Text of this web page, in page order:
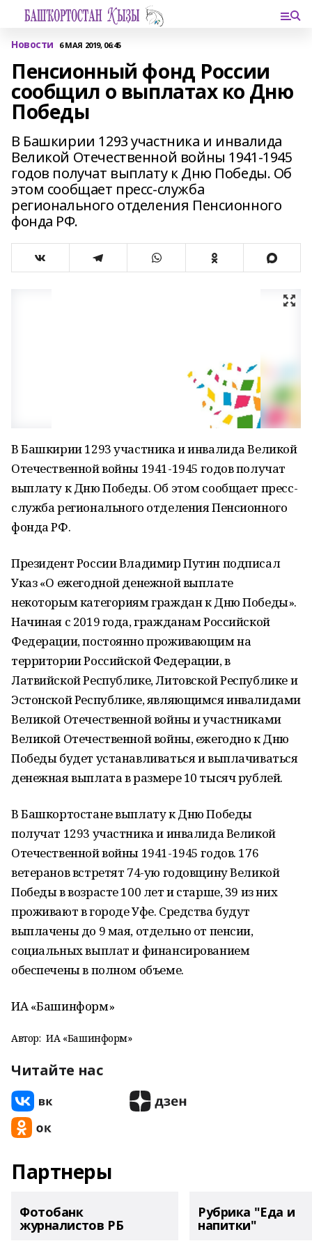
Новости 6 МАЯ 2019, 06:45
Пенсионный фонд России
сообщил о выплатах ко Дню
Победы
В Башкирии 1293 участника и инвалида
Великой Отечественной войны 1941-1945
годов получат выплату к Дню Победы. Об
этом сообщает пресс-служба
регионального отделения Пенсионного
фонда РФ.
В Башкирии 1293 участника и инвалида Великой
Отечественной войны 1941-1945 годов получат
выплату к Дню Победы. Об этом сообщает пресс-
служба регионального отделения Пенсионного
фонда РФ.
Президент России Владимир Путин подписал
Указ «О ежегодной денежной выплате
некоторым категориям граждан к Дню Победы».
Начиная с 2019 года, гражданам Российской
Федерации, постоянно проживающим на
территории Российской Федерации, в
Латвийской Республике, Литовской Республике и
Эстонской Республике, являющимся инвалидами
Великой Отечественной войны и участниками
Великой Отечественной войны, ежегодно к Дню
Победы будет устанавливаться и выплачиваться
денежная выплата в размере 10 тысяч рублей.
В Башкортостане выплату к Дню Победы
получат 1293 участника и инвалида Великой
Отечественной войны 1941-1945 годов. 176
ветеранов встретят 74-ую годовщину Великой
Победы в возрасте 100 лет и старше, 39 из них
проживают в городе Уфе. Средства будут
выплачены до 9 мая, отдельно от пенсии,
социальных выплат и финансированием
обеспечены в полном объеме.
ИА «Башинформ»
Автор: ИА «Башинформ»
Читайте нас
Партнеры
Фотобанк
журналистов РБ
Рубрика "Еда и
напитки"